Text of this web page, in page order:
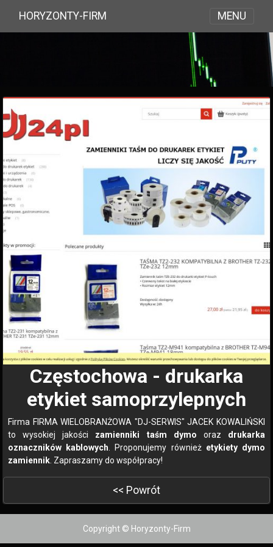
HORYZONTY-FIRM MENU
Częstochowa - drukarka
etykiet samoprzylepnych
Firma FIRMA WIELOBRANŻOWA "DJ-SERWIS" JACEK KOWALIŃSKI
to wysokiej jakości zamienniki taśm dymo oraz drukarka
oznaczników kablowych. Proponujemy również etykiety dymo
zamiennik. Zapraszamy do współpracy!
<< Powrót
Copyright © Horyzonty-Firm